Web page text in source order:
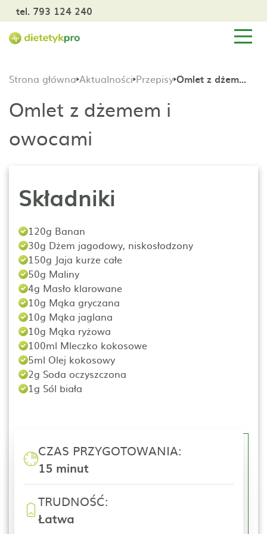
tel. 793 124 240
Strona główna Aktualności Przepisy Omlet z dżemem i owocami
Omlet z dżemem i
owocami
Składniki
120g Banan
30g Dżem jagodowy, niskosłodzony
150g Jaja kurze całe
50g Maliny
4g Masło klarowane
10g Mąka gryczana
10g Mąka jaglana
10g Mąka ryżowa
100ml Mleczko kokosowe
5ml Olej kokosowy
2g Soda oczyszczona
1g Sól biała
CZAS PRZYGOTOWANIA:
15 minut
TRUDNOŚĆ:
Łatwa